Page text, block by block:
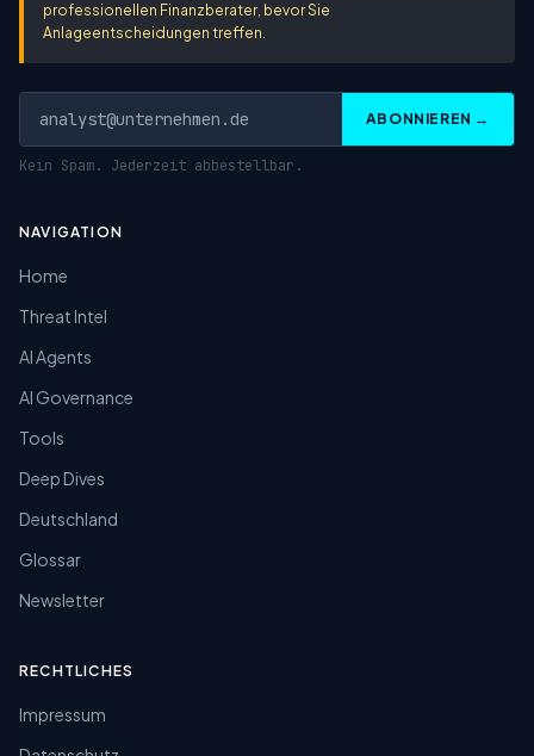
professionellen Finanzberater, bevor Sie
Anlageentscheidungen treffen.
ABONNIEREN →
Kein Spam. Jederzeit abbestellbar.
NAVIGATION
Home
Threat Intel
AI Agents
AI Governance
Tools
Deep Dives
Deutschland
Glossar
Newsletter
RECHTLICHES
Impressum